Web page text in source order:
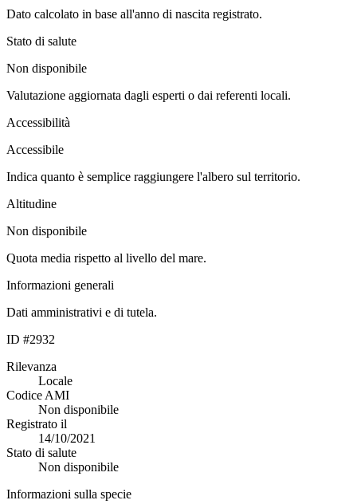
Dato calcolato in base all'anno di nascita registrato.
Stato di salute
Non disponibile
Valutazione aggiornata dagli esperti o dai referenti locali.
Accessibilità
Accessibile
Indica quanto è semplice raggiungere l'albero sul territorio.
Altitudine
Non disponibile
Quota media rispetto al livello del mare.
Informazioni generali
Dati amministrativi e di tutela.
ID #2932
Rilevanza
Locale
Codice AMI
Non disponibile
Registrato il
14/10/2021
Stato di salute
Non disponibile
Informazioni sulla specie